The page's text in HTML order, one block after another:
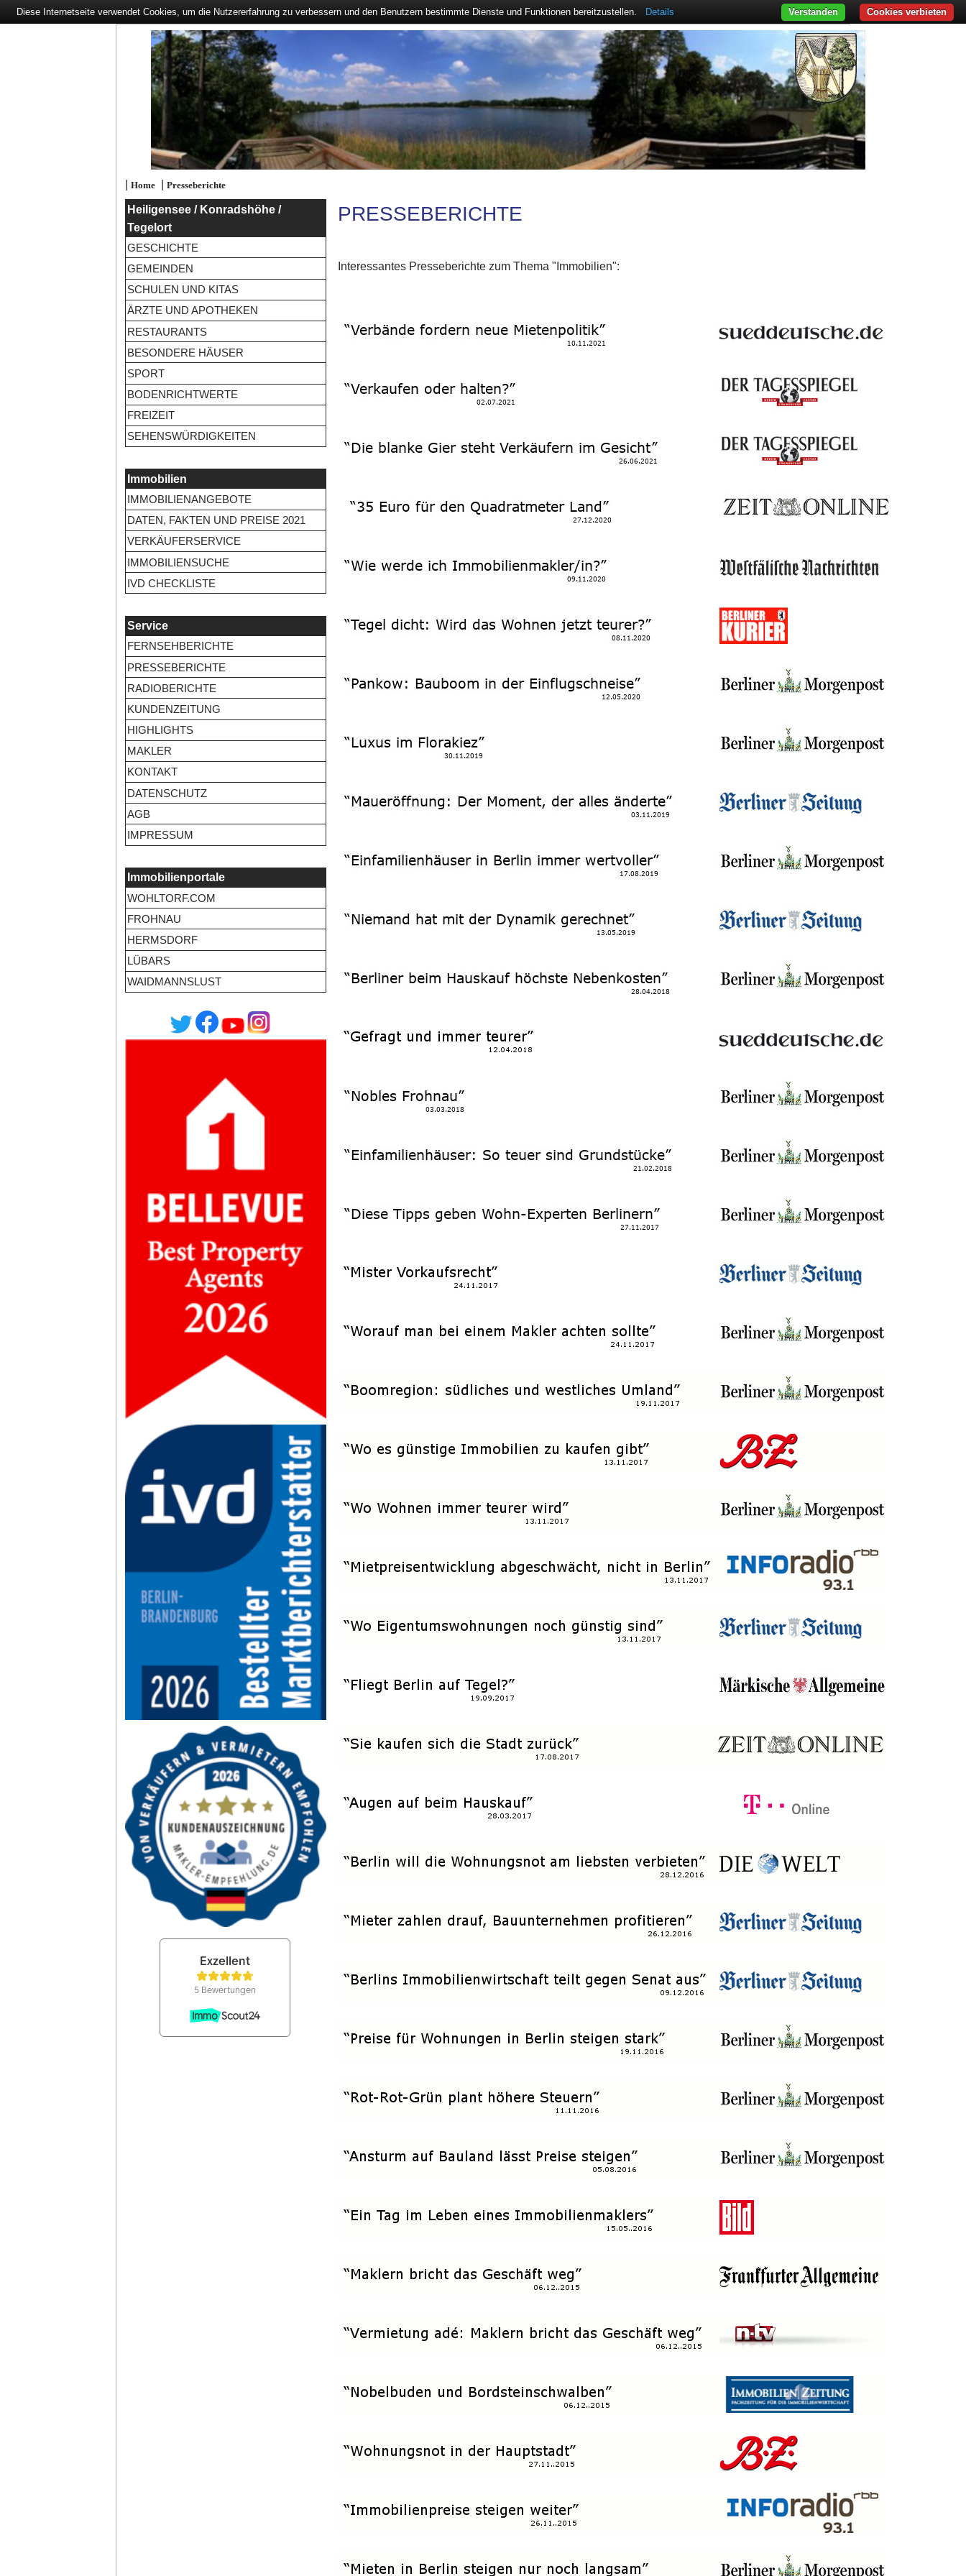
| Home| Presseberichte
Heiligensee / Konradshöhe /
Tegelort
GESCHICHTE
GEMEINDEN
SCHULEN UND KITAS
ÄRZTE UND APOTHEKEN
RESTAURANTS
BESONDERE HÄUSER
SPORT
BODENRICHTWERTE
FREIZEIT
SEHENSWÜRDIGKEITEN
Immobilien
IMMOBILIENANGEBOTE
DATEN, FAKTEN UND PREISE 2021
VERKÄUFERSERVICE
IMMOBILIENSUCHE
IVD CHECKLISTE
Service
FERNSEHBERICHTE
PRESSEBERICHTE
RADIOBERICHTE
KUNDENZEITUNG
HIGHLIGHTS
MAKLER
KONTAKT
DATENSCHUTZ
AGB
IMPRESSUM
Immobilienportale
WOHLTORF.COM
FROHNAU
HERMSDORF
LÜBARS
WAIDMANNSLUST
PRESSEBERICHTE
Interessantes Presseberichte zum Thema "Immobilien":
Diese Internetseite verwendet Cookies, um die Nutzererfahrung zu verbessern und den Benutzern bestimmte Dienste und Funktionen bereitzustellen. Details Cookies verbieten
Verstanden